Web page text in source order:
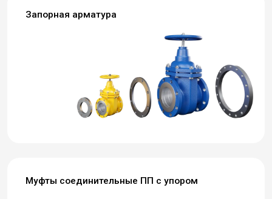
Запорная арматура
Муфты соединительные ПП с упором